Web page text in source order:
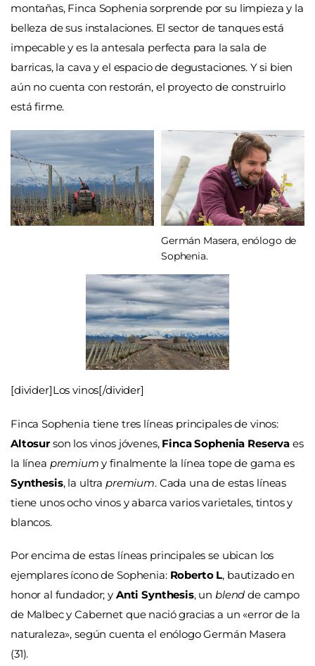
montañas, Finca Sophenia sorprende por su limpieza y la
belleza de sus instalaciones. El sector de tanques está
impecable y es la antesala perfecta para la sala de
barricas, la cava y el espacio de degustaciones. Y si bien
aún no cuenta con restorán, el proyecto de construirlo
está firme.
Germán Masera, enólogo de
Sophenia.
[divider]Los vinos[/divider]
Finca Sophenia tiene tres líneas principales de vinos:
Altosurson los vinos jóvenes, Finca Sophenia Reserva es
la línea premium y finalmente la línea tope de gama es
Synthesis, la ultrapremium. Cada una de estas líneas
tiene unos ocho vinos y abarca varios varietales, tintos y
blancos.
Por encima de estas líneas principales se ubican los
ejemplares ícono de Sophenia: Roberto L, bautizado en
honor al fundador; y Anti Synthesis, unblend de campo
de Malbec y Cabernet que nació gracias a un «error de la
naturaleza», según cuenta el enólogo Germán Masera
(31).